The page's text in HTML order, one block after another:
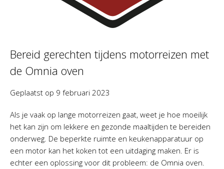
Bereid gerechten tijdens motorreizen met
de Omnia oven
Geplaatst op 9 februari 2023
Als je vaak op lange motorreizen gaat, weet je hoe moeilijk
het kan zijn om lekkere en gezonde maaltijden te bereiden
onderweg. De beperkte ruimte en keukenapparatuur op
een motor kan het koken tot een uitdaging maken. Er is
echter een oplossing voor dit probleem: de Omnia oven.